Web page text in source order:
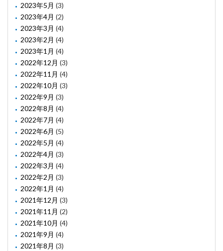
2023年5月 (3)
2023年4月 (2)
2023年3月 (4)
2023年2月 (4)
2023年1月 (4)
2022年12月 (3)
2022年11月 (4)
2022年10月 (3)
2022年9月 (3)
2022年8月 (4)
2022年7月 (4)
2022年6月 (5)
2022年5月 (4)
2022年4月 (3)
2022年3月 (4)
2022年2月 (3)
2022年1月 (4)
2021年12月 (3)
2021年11月 (2)
2021年10月 (4)
2021年9月 (4)
2021年8月 (3)